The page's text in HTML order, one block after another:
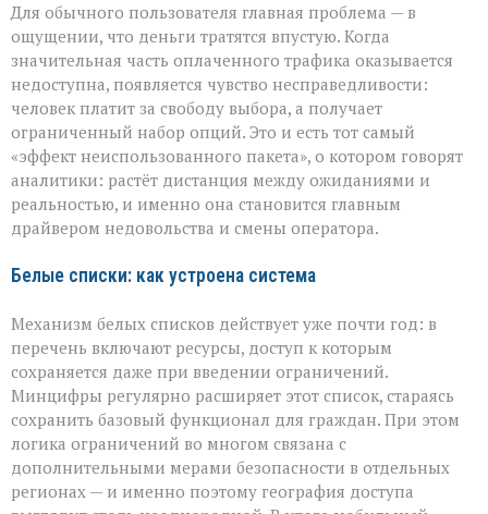
Для обычного пользователя главная проблема — в
ощущении, что деньги тратятся впустую. Когда
значительная часть оплаченного трафика оказывается
недоступна, появляется чувство несправедливости:
человек платит за свободу выбора, а получает
ограниченный набор опций. Это и есть тот самый
«эффект неиспользованного пакета», о котором говорят
аналитики: растёт дистанция между ожиданиями и
реальностью, и именно она становится главным
драйвером недовольства и смены оператора.
Белые списки: как устроена система
Механизм белых списков действует уже почти год: в
перечень включают ресурсы, доступ к которым
сохраняется даже при введении ограничений.
Минцифры регулярно расширяет этот список, стараясь
сохранить базовый функционал для граждан. При этом
логика ограничений во многом связана с
дополнительными мерами безопасности в отдельных
регионах — и именно поэтому география доступа